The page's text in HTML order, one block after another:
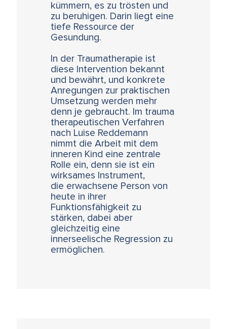
kümmern, es zu trösten und
zu beruhigen. Darin liegt eine
tiefe Ressource der
Gesundung.
In der Traumatherapie ist
diese Intervention bekannt
und bewährt, und konkrete
Anregungen zur praktischen
Umsetzung werden mehr
denn je gebraucht. Im trauma
therapeutischen Verfahren
nach Luise Reddemann
nimmt die Arbeit mit dem
inneren Kind eine zentrale
Rolle ein, denn sie ist ein
wirksames Instrument,
die erwachsene Person von
heute in ihrer
Funktionsfähigkeit zu
stärken, dabei aber
gleichzeitig eine
innerseelische Regression zu
ermöglichen.